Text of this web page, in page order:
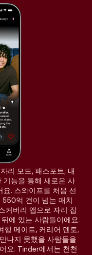
리 모드, 패스포트, 내
기능을 통해 새로운 사
. 스와이프를 처음 선
550억 건이 넘는 매치
커버리 앱으로 자리 잡
에 있는 사람들이에요.
행 메이트, 커리어 멘토,
나지 못했을 사람들을
요. Tinder에서는 천천